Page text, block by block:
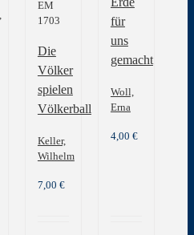
EM
1703
Die
Völker
spielen
Völkerball
Keller,
Wilhelm
7,00 €
für
uns
gemacht
Woll,
Erna
4,00 €